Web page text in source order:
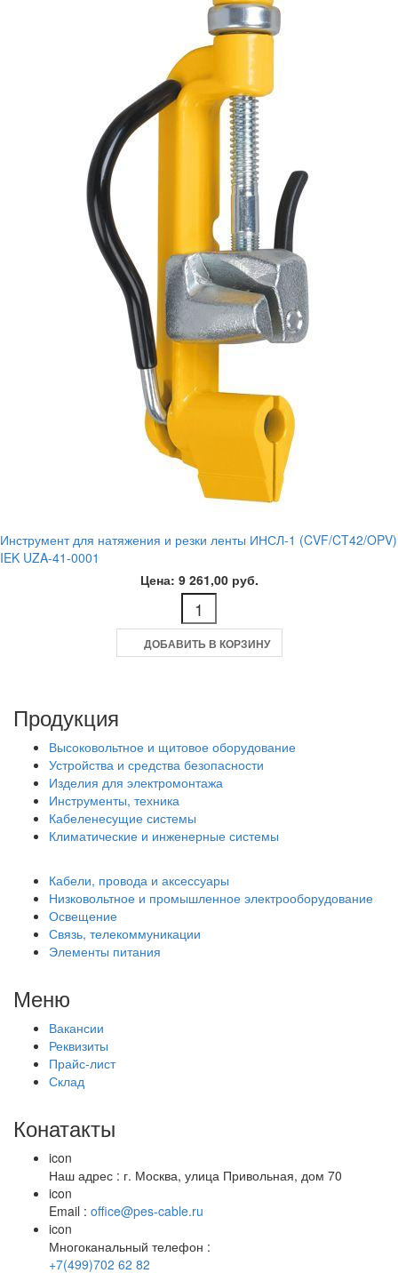
Инструмент для натяжения и резки ленты ИНСЛ-1 (CVF/CT42/OPV)
IEK UZA-41-0001
Цена: 9 261,00 руб.
ДОБАВИТЬ В КОРЗИНУ
Продукция
Высоковольтное и щитовое оборудование
Устройства и средства безопасности
Изделия для электромонтажа
Инструменты, техника
Кабеленесущие системы
Климатические и инженерные системы
Кабели, провода и аксессуары
Низковольтное и промышленное электрооборудование
Освещение
Связь, телекоммуникации
Элементы питания
Меню
Вакансии
Реквизиты
Прайс-лист
Склад
Конатакты
icon
Наш адрес : г. Москва, улица Привольная, дом 70
icon
Email : office@pes-cable.ru
icon
Многоканальный телефон :
+7(499)702 62 82